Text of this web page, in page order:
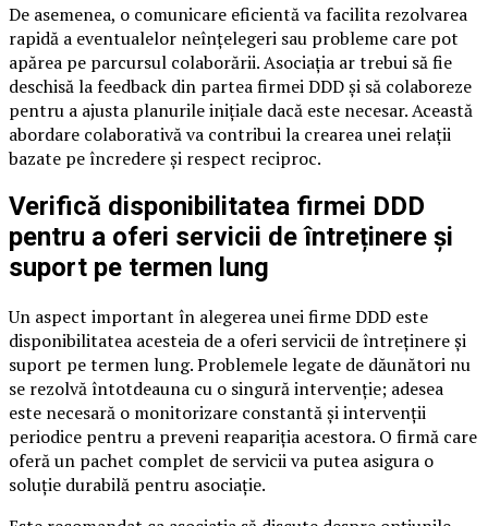
De asemenea, o comunicare eficientă va facilita rezolvarea
rapidă a eventualelor neînțelegeri sau probleme care pot
apărea pe parcursul colaborării. Asociația ar trebui să fie
deschisă la feedback din partea firmei DDD și să colaboreze
pentru a ajusta planurile inițiale dacă este necesar. Această
abordare colaborativă va contribui la crearea unei relații
bazate pe încredere și respect reciproc.
Verifică disponibilitatea firmei DDD
pentru a oferi servicii de întreținere și
suport pe termen lung
Un aspect important în alegerea unei firme DDD este
disponibilitatea acesteia de a oferi servicii de întreținere și
suport pe termen lung. Problemele legate de dăunători nu
se rezolvă întotdeauna cu o singură intervenție; adesea
este necesară o monitorizare constantă și intervenții
periodice pentru a preveni reapariția acestora. O firmă care
oferă un pachet complet de servicii va putea asigura o
soluție durabilă pentru asociație.